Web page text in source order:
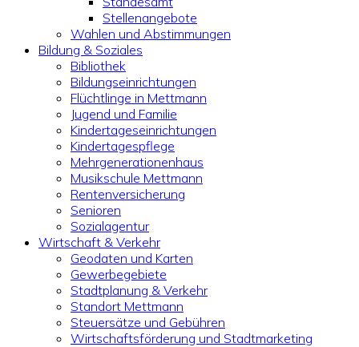
Stellenangebote
Wahlen und Abstimmungen
Bildung & Soziales
Bibliothek
Bildungseinrichtungen
Flüchtlinge in Mettmann
Jugend und Familie
Kindertageseinrichtungen
Kindertagespflege
Mehrgenerationenhaus
Musikschule Mettmann
Rentenversicherung
Senioren
Sozialagentur
Wirtschaft & Verkehr
Geodaten und Karten
Gewerbegebiete
Stadtplanung & Verkehr
Standort Mettmann
Steuersätze und Gebühren
Wirtschaftsförderung und Stadtmarketing